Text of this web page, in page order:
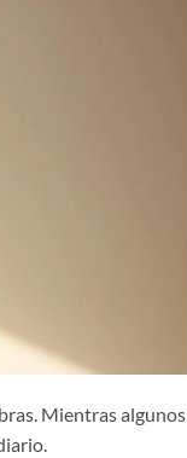
Mientras algunos